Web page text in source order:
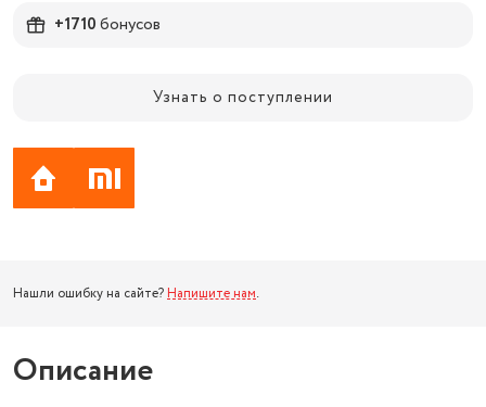
+1710бонусов
Узнать о поступлении
Нашли ошибку на сайте? Напишите нам.
Описание